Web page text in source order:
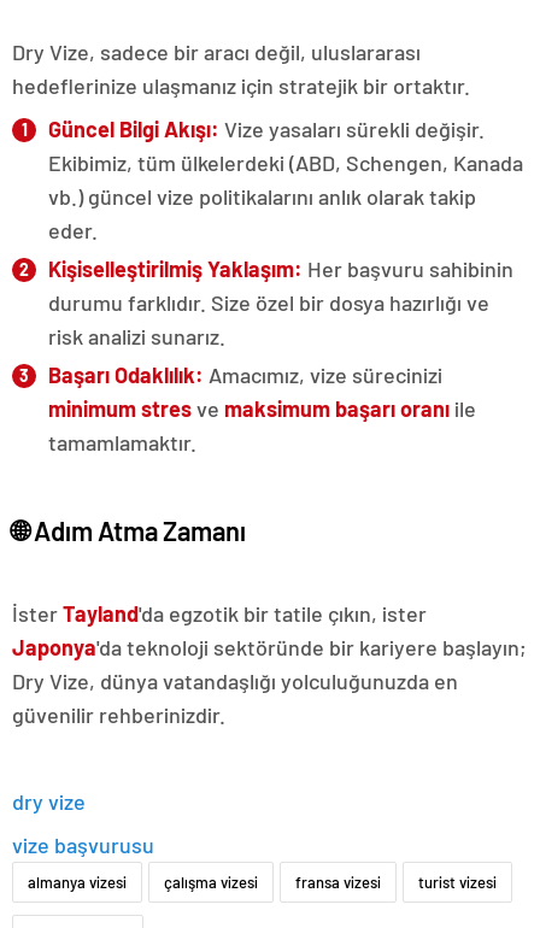
Dry Vize, sadece bir aracı değil, uluslararası
hedeflerinize ulaşmanız için stratejik bir ortaktır.
Güncel Bilgi Akışı: Vize yasaları sürekli değişir.
Ekibimiz, tüm ülkelerdeki (ABD, Schengen, Kanada
vb.) güncel vize politikalarını anlık olarak takip
eder.
Kişiselleştirilmiş Yaklaşım: Her başvuru sahibinin
durumu farklıdır. Size özel bir dosya hazırlığı ve
risk analizi sunarız.
Başarı Odaklılık: Amacımız, vize sürecinizi
minimum stresve maksimum başarı oranı ile
tamamlamaktır.
🌐 Adım Atma Zamanı
İsterTayland'da egzotik bir tatile çıkın, ister
Japonya'da teknoloji sektöründe bir kariyere başlayın;
Dry Vize, dünya vatandaşlığı yolculuğunuzda en
güvenilir rehberinizdir.
dry vize
vize başvurusu
almanya vizesi çalışma vizesi fransa vizesi turist vizesi